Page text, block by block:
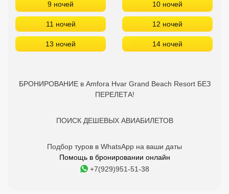
9 ночей 10 ночей
11 ночей 12 ночей
13 ночей 14 ночей
БРОНИРОВАНИЕ в Amfora Hvar Grand Beach Resort БЕЗ
ПЕРЕЛЕТА!
ПОИСК ДЕШЕВЫХ АВИАБИЛЕТОВ
Подбор туров в WhatsApp на ваши даты
Помощь в бронировании онлайн
+7(929)951-51-38